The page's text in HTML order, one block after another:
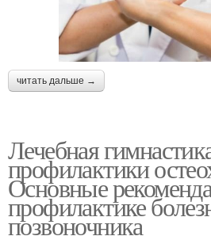
читать дальше →
Лечебная
профилактики
Основные
профилактике
позвоночника